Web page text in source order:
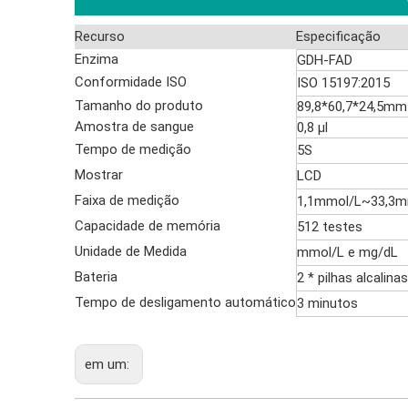
Recurso
Especificação
Enzima
GDH-FAD
Conformidade ISO
ISO 15197:2015
Tamanho do produto
89,8*60,7*24,5mm
Amostra de sangue
0,8 µl
Tempo de medição
5S
Mostrar
LCD
Faixa de medição
1,1mmol/
Capacidade de memória
512 testes
Unidade de Medida
mmol/L e mg/dL
Bateria
2 * pilhas
Tempo de desligamento automático3 minutos
em um: